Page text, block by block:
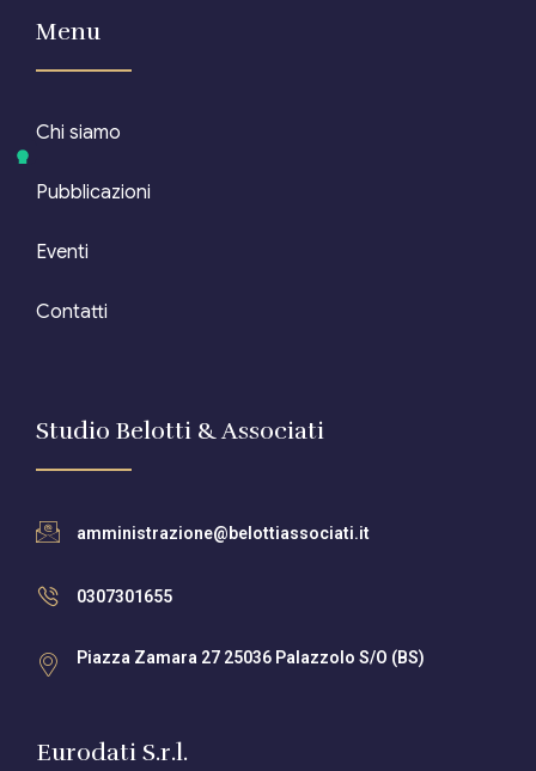
Menu
Chi siamo
Pubblicazioni
Eventi
Contatti
Studio Belotti & Associati
amministrazione@belottiassociati.it
0307301655
Piazza Zamara 27 25036 Palazzolo S/O (BS)
Eurodati S.r.l.